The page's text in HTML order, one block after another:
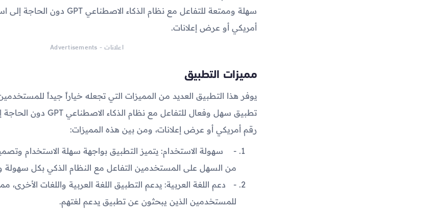
أمريكي أو عرض إعلانات.
اعلانات - Advertisements
مميزات التطبيق
يوفر هذا التطبيق العديد من المميزات التي تجعله خياراً جيداً
رقم أمريكي أو عرض إعلانات، ومن بين هذه المميزات:
سهولة الاستخدام: يتميز التطبيق بواجهة سهلة الاستخدام
من السهل على المستخدمين التفاعل مع النظام الذكي بكل سهولة
دعم اللغة العربية: يدعم التطبيق اللغة العربية واللغات الأخرى،
للمستخدمين الذين يبحثون عن تطبيق يدعم لغتهم.